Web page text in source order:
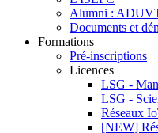
Alumni :
Documents et
Formations
Pré-inscriptions
Licences
LSG -
LSG -
Réseaux
[NEW]